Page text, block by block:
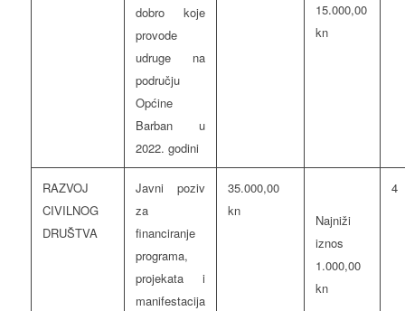
dobro koje
provode
udruge na
području
Općine
Barban u
2022. godini
15.000,00
kn
RAZVOJ
CIVILNOG
DRUŠTVA
Javni poziv
za
financiranje
programa,
projekata i
manifestacija
35.000,00
kn
Najniži
iznos
1.000,00
kn
4